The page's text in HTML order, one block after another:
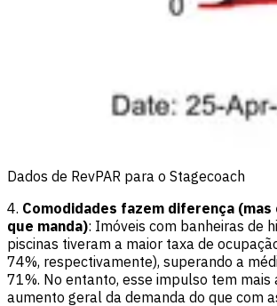
Dados de RevPAR para o Stagecoach
4. Comodidades fazem diferença (mas
que manda): Imóveis com banheiras de
piscinas tiveram a maior taxa de
74%, respectivamente), superando a
71%. No entanto, esse impulso tem mais
aumento geral da demanda do que com